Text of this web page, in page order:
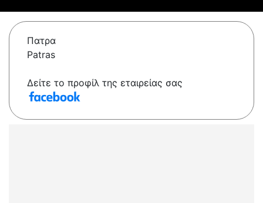
Πατρα
Patras
Δείτε το προφίλ της εταιρείας σας